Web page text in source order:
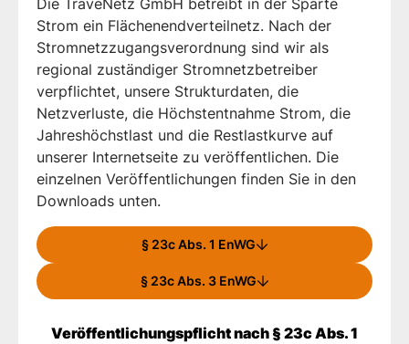
Die TraveNetz GmbH betreibt in der Sparte
Strom ein Flächenendverteilnetz. Nach der
Stromnetzzugangsverordnung sind wir als
regional zuständiger Stromnetzbetreiber
verpflichtet, unsere Strukturdaten, die
Netzverluste, die Höchstentnahme Strom, die
Jahreshöchstlast und die Restlastkurve auf
unserer Internetseite zu veröffentlichen. Die
einzelnen Veröffentlichungen finden Sie in den
Downloads unten.
§ 23c Abs. 1 EnWG
§ 23c Abs. 3 EnWG
Veröffentlichungspflicht nach § 23c Abs. 1